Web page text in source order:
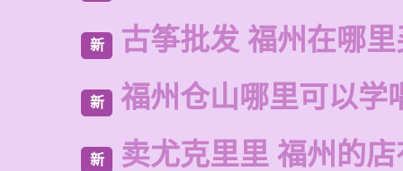
新 古筝批发 福州在哪
新 福州仓山哪里可以学
新 卖尤克里里 福州的